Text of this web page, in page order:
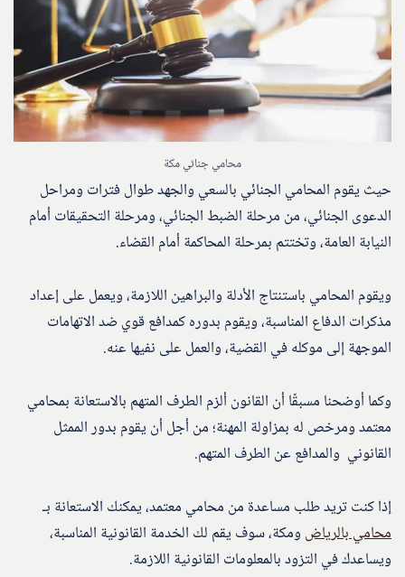
محامي جنائي مكة
حيث يقوم المحامي الجنائي بالسعي والجهد طوال فترات ومراحل
الدعوى الجنائي، من مرحلة الضبط الجنائي، ومرحلة التحقيقات أمام
النيابة العامة، وتختتم بمرحلة المحاكمة أمام القضاء.
ويقوم المحامي باستنتاج الأدلة والبراهين اللازمة، ويعمل على إعداد
مذكرات الدفاع المناسبة، ويقوم بدوره كمدافع قوي ضد الاتهامات
الموجهة إلى موكله في القضية، والعمل على نفيها عنه.
وكما أوضحنا مسبقًا أن القانون ألزم الطرف المتهم بالاستعانة بمحامي
معتمد ومرخص له بمزاولة المهنة؛ من أجل أن يقوم بدور الممثل
القانوني والمدافع عن الطرف المتهم.
إذا كنت تريد طلب مساعدة من محامي معتمد، يمكنك الاستعانة بـ
محامي بالرياض ومكة، سوف يقم لك الخدمة القانونية المناسبة،
ويساعدك في التزود بالمعلومات القانونية اللازمة.